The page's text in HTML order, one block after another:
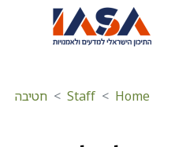
Home
Staff חטיבה